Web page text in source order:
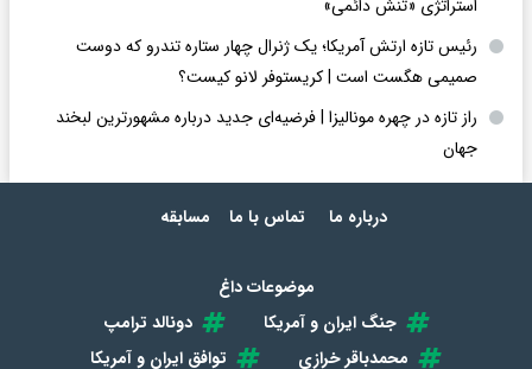
استراتژی «تنش دائمی»
رئیس تازه ارتش آمریکا؛ یک ژنرال چهار ستاره تندرو که دوست
صمیمی هگست است | کریستوفر لانو کیست؟
راز تازه در چهره مونالیزا | فرضیه‌ای جدید درباره مشهورترین لبخند
جهان
درباره ما تماس با ما مسابقه
موضوعات داغ
جنگ ایران و آمریکا
دونالد ترامپ
محمدباقر خرازی
توافق ایران و آمریکا